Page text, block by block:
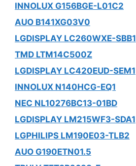
INNOLUX G156BGE-L01C2
AUO B141XG03V0
LGDISPLAY LC260WXE-SBB1
TMD LTM14C500Z
LGDISPLAY LC420EUD-SEM1
INNOLUX N140HCG-EQ1
NEC NL10276BC13-01BD
LGDISPLAY LM215WF3-SDA1
LGPHILIPS LM190E03-TLB2
AUO G190ETN01.5